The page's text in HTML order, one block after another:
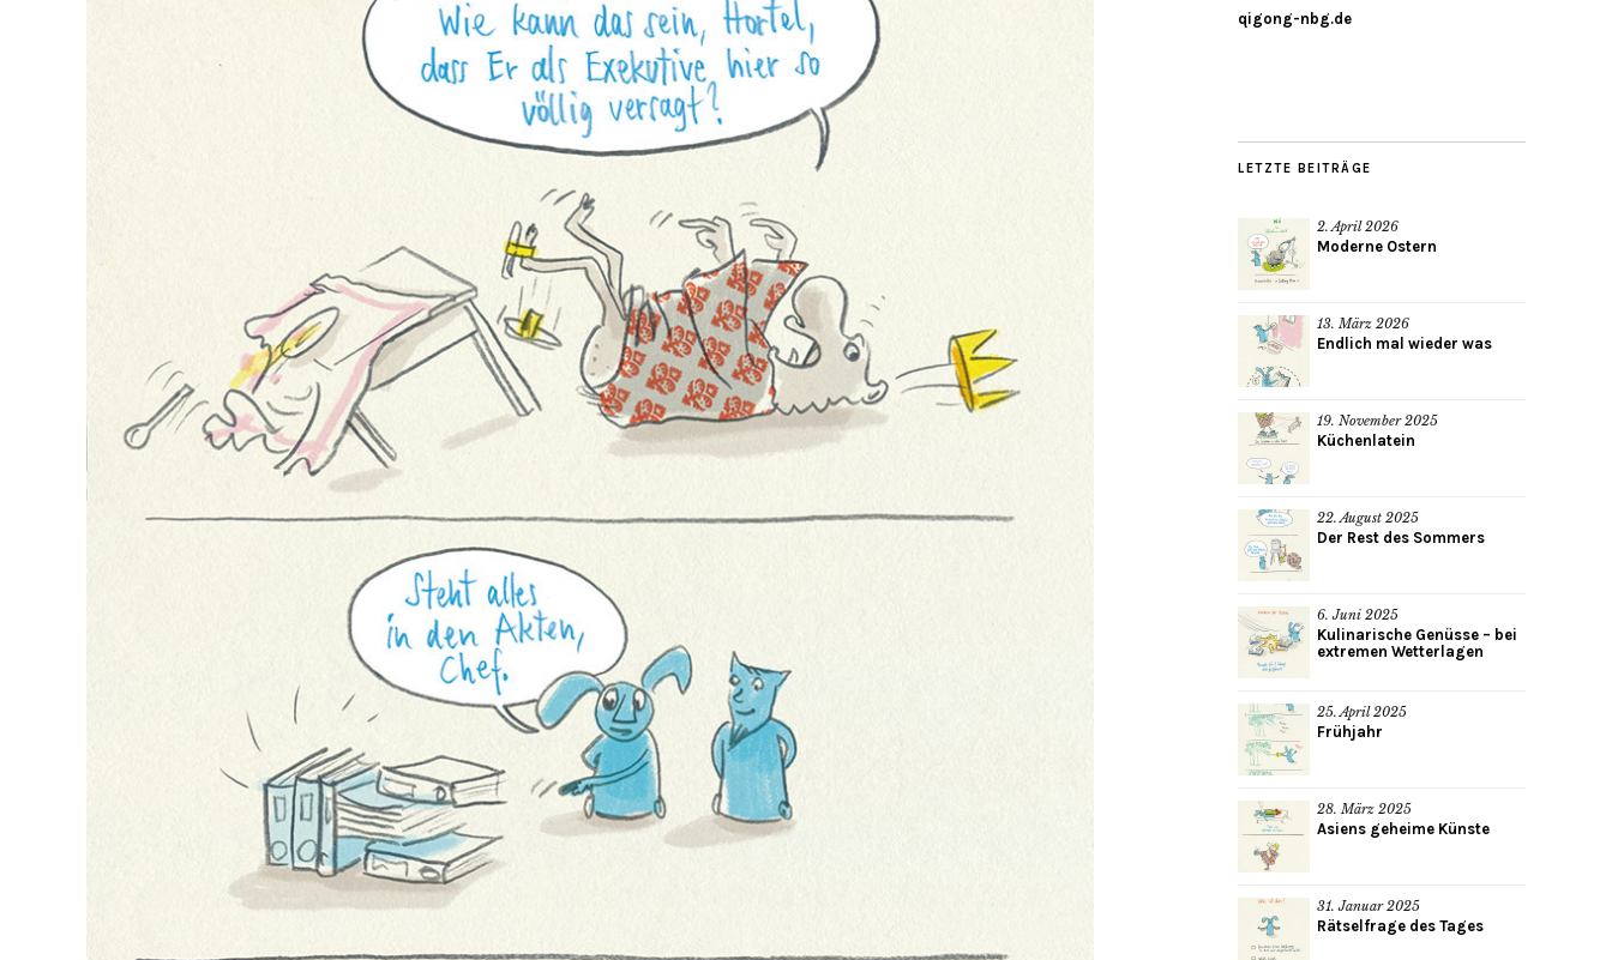
qigong-nbg.de
LETZTE BEITRÄGE
2. April 2026
Moderne Ostern
13. März 2026
Endlich mal wieder was
19. November 2025
Küchenlatein
22. August 2025
Der Rest des Sommers
6. Juni 2025
Kulinarische Genüsse – bei
extremen Wetterlagen
25. April 2025
Frühjahr
28. März 2025
Asiens geheime Künste
31. Januar 2025
Rätselfrage des Tages